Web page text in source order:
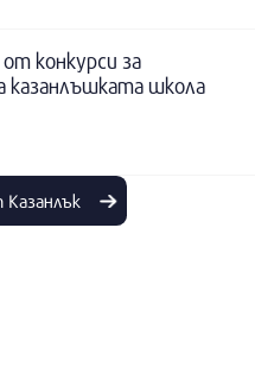
конкурси за
казанлъшката школа